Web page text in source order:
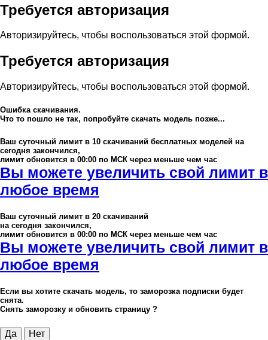
Требуется авторизация
Авторизируйтесь, чтобы воспользоваться этой формой.
Требуется авторизация
Авторизируйтесь, чтобы воспользоваться этой формой.
Ошибка скачивания.
Что то пошло не так, попробуйте скачать модель позже...
Ваш суточный лимит в 10 скачиваний бесплатных моделей на
сегодня закончился,
лимит обновится в 00:00 по МСК через меньше чем час
Вы можете увеличить свой лимит в
любое время
Ваш суточный лимит в 20 скачиваний
на сегодня закончился,
лимит обновится в 00:00 по МСК через меньше чем час
Вы можете увеличить свой лимит в
любое время
Если вы хотите скачать модель, то заморозка подписки будет
снята.
Снять заморозку и обновить страницу ?
Да Нет